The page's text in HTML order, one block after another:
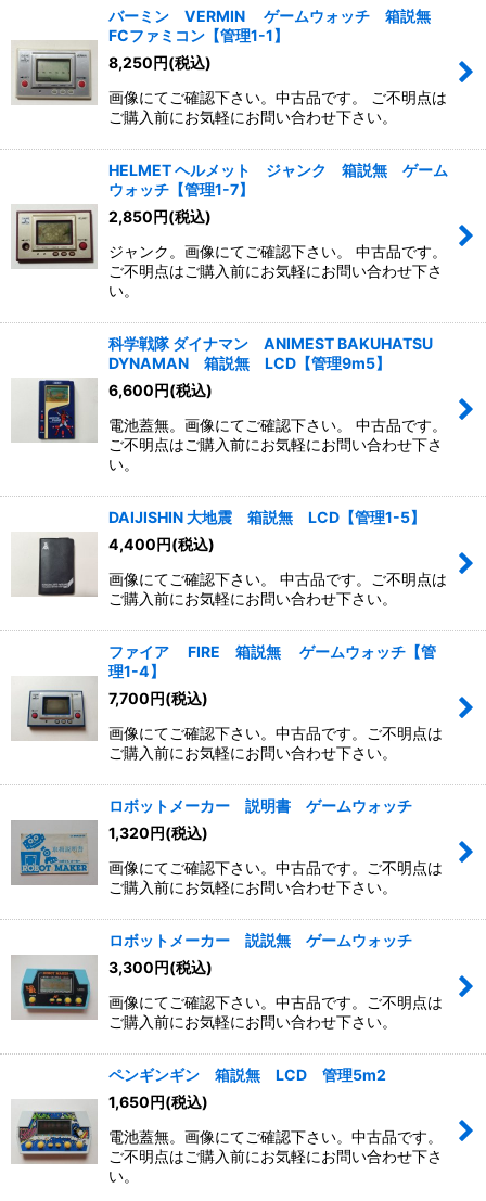
バーミン VERMIN ゲームウォッチ 箱説無
FCファミコン【管理1-1】
8,250円(税込)
画像にてご確認下さい。中古品です。 ご不明点は
ご購入前にお気軽にお問い合わせ下さい。
HELMET ヘルメット ジャンク 箱説無 ゲーム
ウォッチ【管理1-7】
2,850円(税込)
ジャンク。画像にてご確認下さい。 中古品です。
ご不明点はご購入前にお気軽にお問い合わせ下さ
い。
科学戦隊 ダイナマン ANIMEST BAKUHATSU
DYNAMAN 箱説無 LCD【管理9m5】
6,600円(税込)
電池蓋無。画像にてご確認下さい。 中古品です。
ご不明点はご購入前にお気軽にお問い合わせ下さ
い。
DAIJISHIN 大地震 箱説無 LCD【管理1-5】
4,400円(税込)
画像にてご確認下さい。 中古品です。ご不明点は
ご購入前にお気軽にお問い合わせ下さい。
ファイア FIRE 箱説無 ゲームウォッチ【管
理1-4】
7,700円(税込)
画像にてご確認下さい。中古品です。ご不明点は
ご購入前にお気軽にお問い合わせ下さい。
ロボットメーカー 説明書 ゲームウォッチ
1,320円(税込)
画像にてご確認下さい。中古品です。ご不明点は
ご購入前にお気軽にお問い合わせ下さい。
ロボットメーカー 説説無 ゲームウォッチ
3,300円(税込)
画像にてご確認下さい。中古品です。ご不明点は
ご購入前にお気軽にお問い合わせ下さい。
ペンギンギン 箱説無 LCD 管理5m2
1,650円(税込)
電池蓋無。画像にてご確認下さい。中古品です。
ご不明点はご購入前にお気軽にお問い合わせ下さ
い。